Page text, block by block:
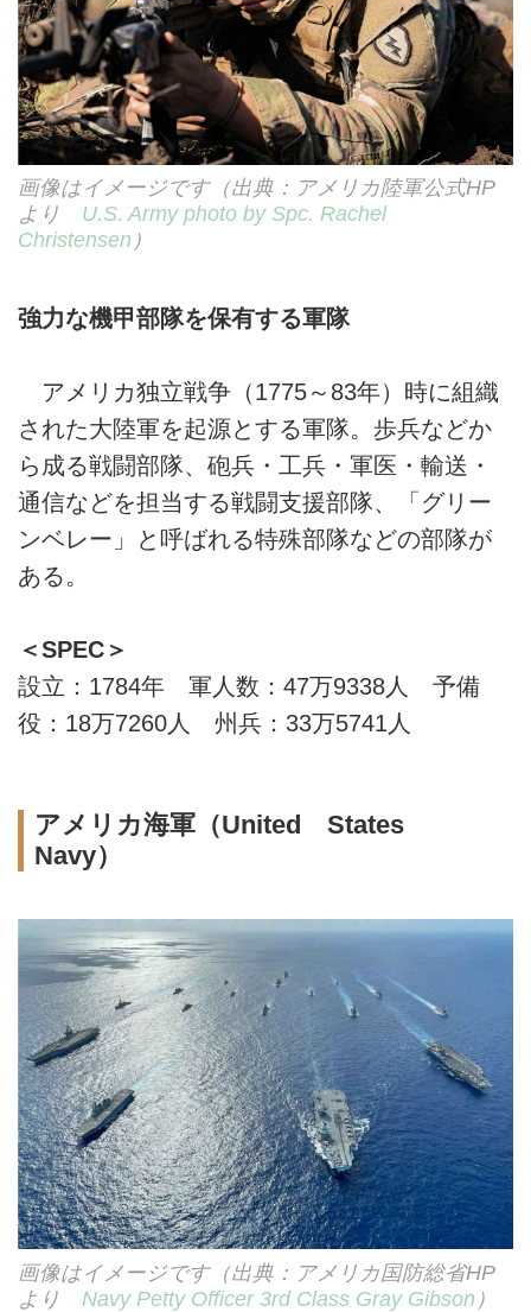
画像はイメージです（出典：アメリカ陸軍公式HP
より U.S. Army photo by Spc. Rachel
Christensen ）
強力な機甲部隊を保有する軍隊
アメリカ独立戦争（1775～83年）時に組織
された大陸軍を起源とする軍隊。歩兵などか
ら成る戦闘部隊、砲兵・工兵・軍医・輸送・
通信などを担当する戦闘支援部隊、「グリー
ンベレー」と呼ばれる特殊部隊などの部隊が
ある。
＜SPEC＞
設立：1784年 軍人数：47万9338人 予備
役：18万7260人 州兵：33万5741人
アメリカ海軍（United States
Navy）
画像はイメージです（出典：アメリカ国防総省HP
より Navy Petty Officer 3rd Class Gray Gibson ）